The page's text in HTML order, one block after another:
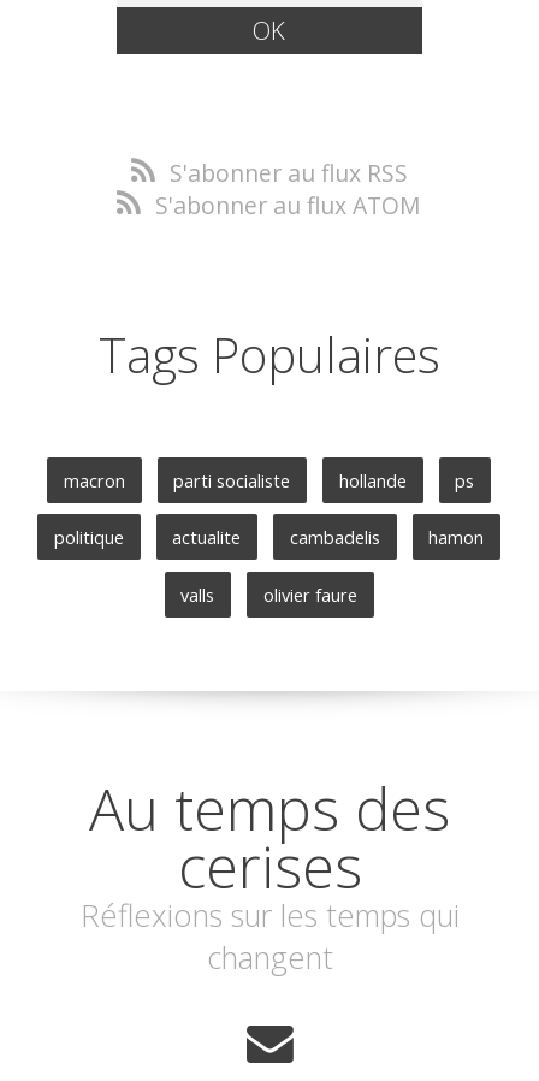
S'abonner au flux RSS
S'abonner au flux ATOM
Tags Populaires
macron parti socialiste hollande ps
politique actualite cambadelis hamon
valls olivier faure
Au temps des
cerises
Réflexions sur les temps qui
changent